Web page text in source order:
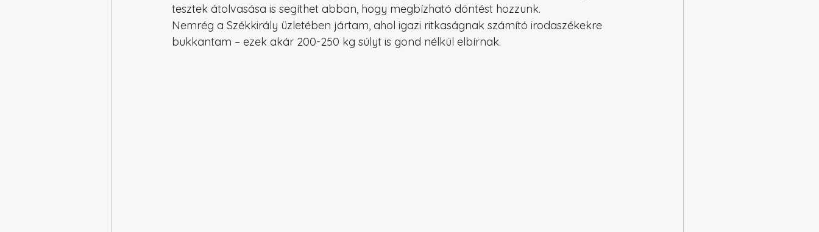
tesztek átolvasása is segíthet abban, hogy megbízható döntést hozzunk.
Nemrég a Székkirály üzletében jártam, ahol igazi ritkaságnak számító irodaszékekre
bukkantam – ezek akár 200-250 kg súlyt is gond nélkül elbírnak.